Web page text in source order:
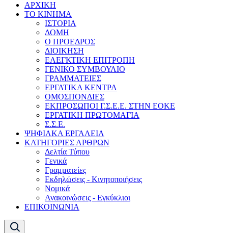
ΑΡΧΙΚΗ
ΤΟ ΚΙΝΗΜΑ
ΙΣΤΟΡΙΑ
ΔΟΜΗ
Ο ΠΡΟΕΔΡΟΣ
ΔΙΟΙΚΗΣΗ
ΕΛΕΓΚΤΙΚΗ ΕΠΙΤΡΟΠΗ
ΓΕΝΙΚΟ ΣΥΜΒΟΥΛΙΟ
ΓΡΑΜΜΑΤΕΙΕΣ
ΕΡΓΑΤΙΚΑ ΚΕΝΤΡΑ
ΟΜΟΣΠΟΝΔΙΕΣ
ΕΚΠΡΟΣΩΠΟΙ Γ.Σ.Ε.Ε. ΣΤΗΝ ΕΟΚΕ
ΕΡΓΑΤΙΚΗ ΠΡΩΤΟΜΑΓΙΑ
Σ.Σ.Ε.
ΨΗΦΙΑΚΑ ΕΡΓΑΛΕΙΑ
ΚΑΤΗΓΟΡΙΕΣ ΑΡΘΡΩΝ
Δελτία Τύπου
Γενικά
Γραμματείες
Εκδηλώσεις - Κινητοποιήσεις
Νομικά
Ανακοινώσεις - Εγκύκλιοι
ΕΠΙΚΟΙΝΩΝΙΑ